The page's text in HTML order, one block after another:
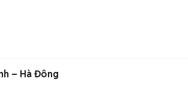
– Hà Đông